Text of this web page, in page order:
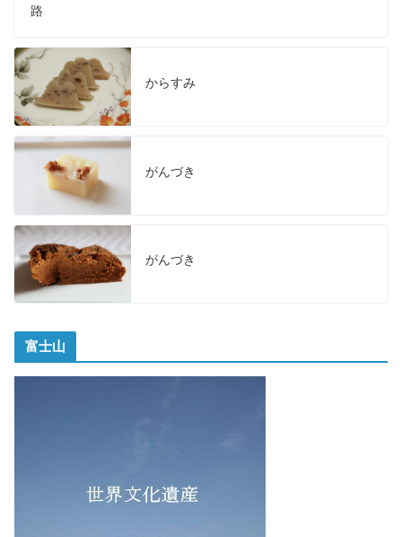
路
からすみ
がんづき
がんづき
富士山